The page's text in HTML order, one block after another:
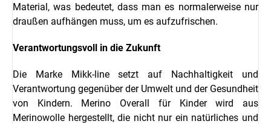
Material, was bedeutet, dass man es normalerweise nur
draußen aufhängen muss, um es aufzufrischen.
Verantwortungsvoll in die Zukunft
Die Marke Mikk-line setzt auf Nachhaltigkeit und
Verantwortung gegenüber der Umwelt und der Gesundheit
von Kindern. Merino Overall für Kinder wird aus
Merinowolle hergestellt, die nicht nur ein natürliches und